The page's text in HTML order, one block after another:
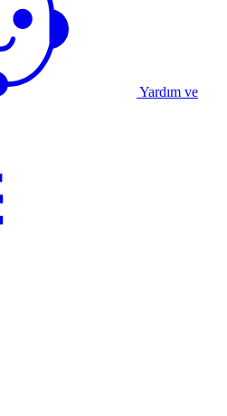
Yardım ve